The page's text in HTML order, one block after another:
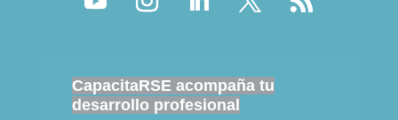
CapacitaRSE acompaña tu
desarrollo profesional